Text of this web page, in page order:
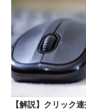
【解説】クリック